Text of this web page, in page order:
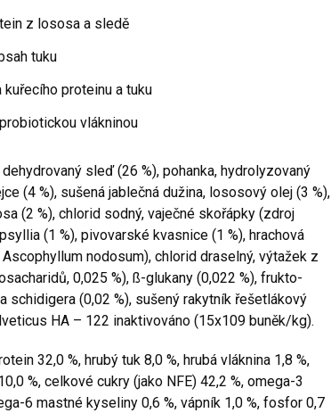
z lososa a sledě
tuku
proteinu a tuku
vlákninou
sleď (26 %), pohanka, hydrolyzovaný
(4 %), sušená jablečná dužina, lososový olej (3 %),
(2 %), chlorid sodný, vaječné skořápky (zdroj
(1 %), pivovarské kvasnice (1 %), hrachová
nodosum), chlorid draselný, výtažek z
0,025 %), ß-glukany (0,022 %), frukto-
schidigera (0,02 %), sušený rakytník řešetlákový
HA – 122 inaktivováno (15x109 buněk/kg).
32,0 %, hrubý tuk 8,0 %, hrubá vláknina 1,8 %,
%, celkové cukry (jako NFE) 42,2 %, omega-3
6 mastné kyseliny 0,6 %, vápník 1,0 %, fosfor 0,7